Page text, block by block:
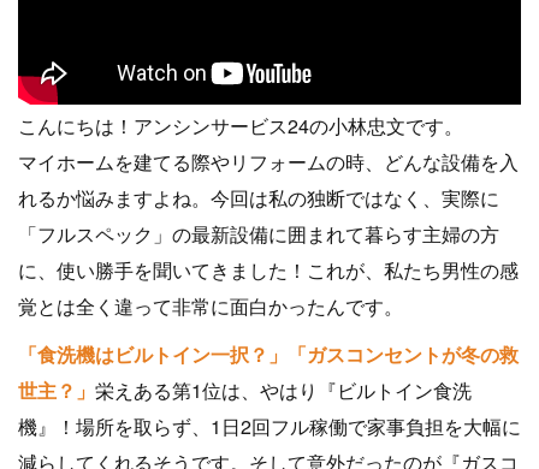
こんにちは！アンシンサービス24の小林忠文です。
マイホームを建てる際やリフォームの時、どんな設備を入
れるか悩みますよね。今回は私の独断ではなく、実際に
「フルスペック」の最新設備に囲まれて暮らす主婦の方
に、使い勝手を聞いてきました！これが、私たち男性の感
覚とは全く違って非常に面白かったんです。
「食洗機はビルトイン一択？」「ガスコンセントが冬の救
世主？」 栄えある第1位は、やはり『ビルトイン食洗
機』！場所を取らず、1日2回フル稼働で家事負担を大幅に
減らしてくれるそうです。そして意外だったのが『ガスコ